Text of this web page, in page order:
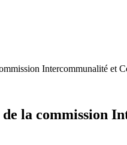
Intercommunalité et
de la commission